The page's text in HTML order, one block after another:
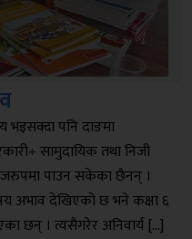
भइसक्दा पनि दाङमा
सामुदायिक तथा निजी
पाउन सकेका छैनन् ।
अभाव देखिएको छ भने कक्षा ६
छन् । त्यसैगरेर अनिवार्य […]